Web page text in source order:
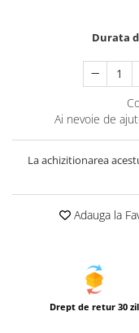
Durata
Ai nevoie de
La achizitionarea
Adauga la
Drept de retur 30